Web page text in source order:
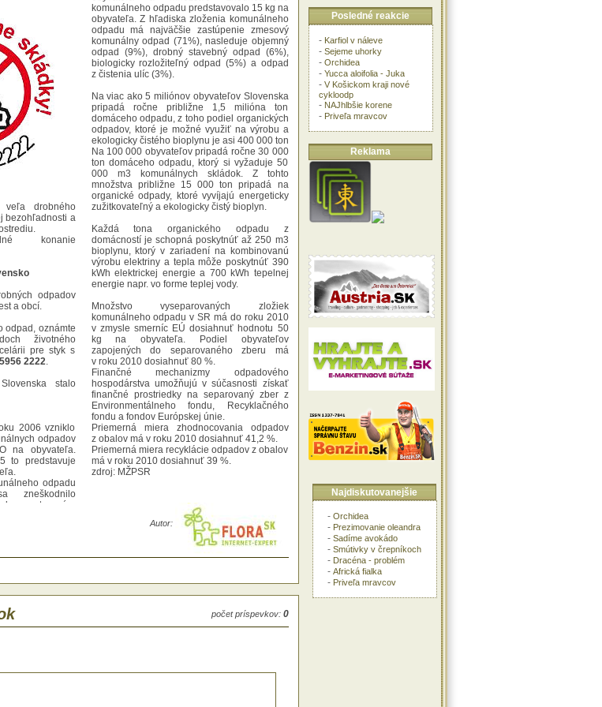
veľa drobného
bezohľadnosti a
konanie
odpadov
a obcí.
odpad, oznámte
životného
pre styk s
2222.
stalo
2006 vzniklo
odpadov
na obyvateľa.
to predstavuje
odpadu
zneškodnilo
15 kg na
komunálneho
zmesový
objemný
(5%) a odpad
milióna ton
organických
komunálneho odpadu predstavovalo 15 kg na
obyvateľa. Z hľadiska zloženia komunálneho
odpadu má najväčšie zastúpenie zmesový
komunálny odpad (71%), nasleduje objemný
odpad (9%), drobný stavebný odpad (6%),
biologicky rozložiteľný odpad (5%) a odpad
z čistenia ulíc (3%).
Na viac ako 5 miliónov obyvateľov Slovenska
pripadá ročne približne 1,5 milióna ton
domáceho odpadu, z toho podiel organických
odpadov, ktoré je možné využiť na výrobu a
ekologicky čistého bioplynu je asi 400 000 ton
Na 100 000 obyvateľov pripadá ročne 30 000
ton domáceho odpadu, ktorý si vyžaduje 50
000 m3 komunálnych skládok. Z tohto
množstva približne 15 000 ton pripadá na
organické odpady, ktoré vyvíjajú energeticky
zužitkovateľný a ekologicky čistý bioplyn.
Každá tona organického odpadu z
domácností je schopná poskytnúť až 250 m3
bioplynu, ktorý v zariadení na kombinovanú
výrobu elektriny a tepla môže poskytnúť 390
kWh elektrickej energie a 700 kWh tepelnej
energie napr. vo forme teplej vody.
Množstvo vyseparovaných zložiek
komunálneho odpadu v SR má do roku 2010
v zmysle smerníc EÚ dosiahnuť hodnotu 50
kg na obyvateľa. Podiel obyvateľov
zapojených do separovaného zberu má
v roku 2010 dosiahnuť 80 %.
Finančné mechanizmy odpadového
hospodárstva umožňujú v súčasnosti získať
finančné prostriedky na separovaný zber z
Environmentálneho fondu, Recyklačného
fondu a fondov Európskej únie.
Priemerná miera zhodnocovania odpadov
z obalov má v roku 2010 dosiahnuť 41,2 %.
Priemerná miera recyklácie odpadov z obalov
má v roku 2010 dosiahnuť 39 %.
zdroj: MŽPSR
Autor:
počet príspevkov: 0
Posledné reakcie
- Karfiol v náleve
- Sejeme uhorky
- Orchidea
- Yucca aloifolia - Juka
- V Košickom kraji nové
cykloodp
- NAJhlbšie korene
- Priveľa mravcov
Reklama
Najdiskutovanejšie
- Orchidea
- Prezimovanie oleandra
- Sadíme avokádo
- Smútivky v črepníkoch
- Dracéna - problém
- Africká fialka
- Priveľa mravcov